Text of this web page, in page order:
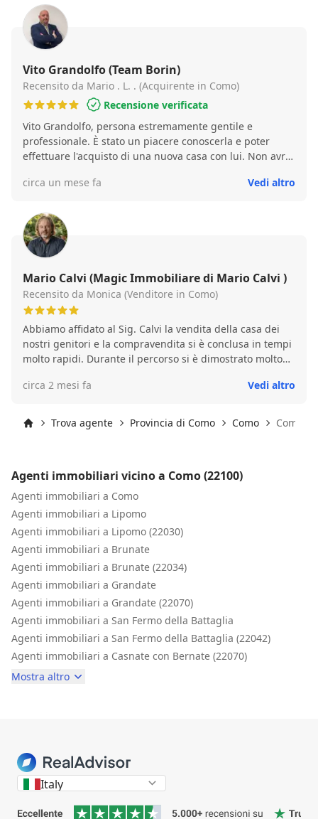
vuole vendere in sicurezza senza perdere tempo e
denaro.
Vito Grandolfo (Team Borin)
Recensito da Mario . L. . (Acquirente in Como)
Recensione verificata
Vito Grandolfo, persona estremamente gentile e
professionale. È stato un piacere conoscerla e poter
effettuare l'acquisto di una nuova casa con lui. Non avrei
circa un mese fa
Vedi altro
Mario Calvi (Magic Immobiliare di Mario Calvi )
Recensito da Monica (Venditore in Como)
Abbiamo affidato al Sig. Calvi la vendita della casa dei
nostri genitori e la compravendita si è conclusa in tempi
molto rapidi. Durante il percorso si è dimostrato molto
tenendoci aggiornati sulle varie fasi della trattativa.
prontamente risolte, la vendita si è conclusa
positivamente. Lo ringraziamo per la disponibilità e il
circa 2 mesi fa Vedi altro
Trova agente Provincia di Como Como Como
Agenti immobiliari vicino a Como (22100)
Agenti immobiliari a Como
Agenti immobiliari a Lipomo
Agenti immobiliari a Lipomo (22030)
Agenti immobiliari a Brunate
Agenti immobiliari a Brunate (22034)
Agenti immobiliari a Grandate
Agenti immobiliari a Grandate (22070)
Agenti immobiliari a San Fermo della Battaglia
Agenti immobiliari a San Fermo della Battaglia (22042)
Agenti immobiliari a Casnate con Bernate (22070)
Mostra altro
Italy